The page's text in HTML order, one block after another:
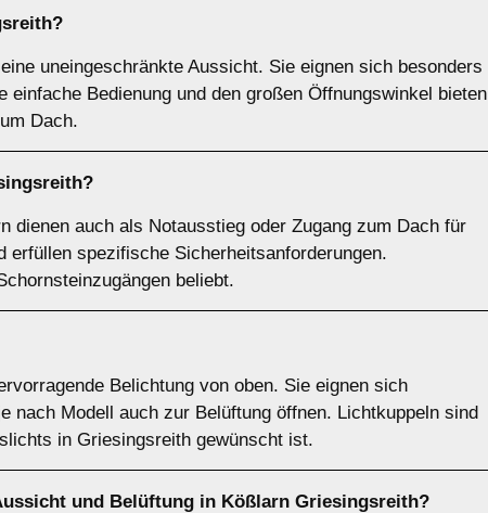
uneingeschränkte Aussicht. Sie eignen sich besonders
Bedienung und den großen Öffnungswinkel bieten
Dach.
dienen auch als Notausstieg oder Zugang zum Dach für
spezifische Sicherheitsanforderungen.
beliebt.
Belichtung von oben. Sie eignen sich
nach Modell auch zur Belüftung öffnen. Lichtkuppeln sind
in Griesingsreith gewünscht ist.
und Belüftung in Kößlarn Griesingsreith?